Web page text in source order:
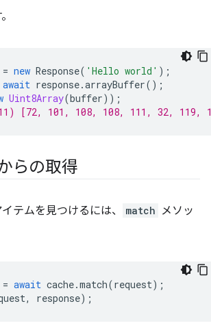
= new Response( 'Hello world' );
await response.arrayBuffer();
Uint8Array(buffer));
[72, 101, 108, 108, 111, 32, 119,
らの取得
テムを見つけるには、 match メソッ
= await cache.match(request);
, response);